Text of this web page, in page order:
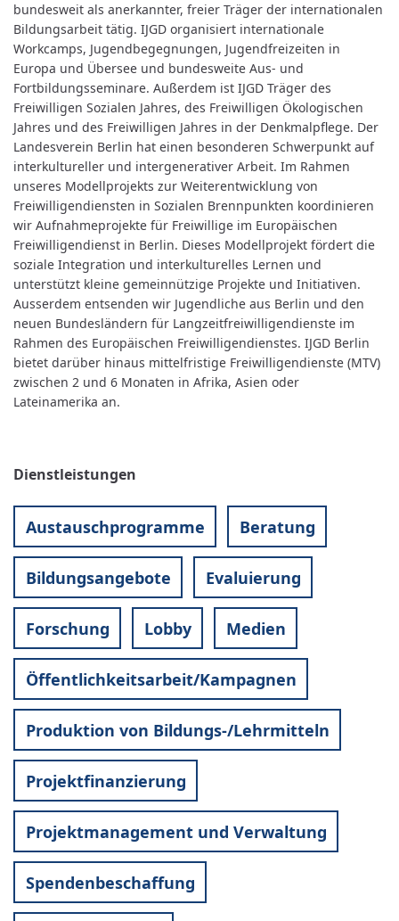
bundesweit als anerkannter, freier Träger der internationalen
Bildungsarbeit tätig. IJGD organisiert internationale
Workcamps, Jugendbegegnungen, Jugendfreizeiten in
Europa und Übersee und bundesweite Aus- und
Fortbildungsseminare. Außerdem ist IJGD Träger des
Freiwilligen Sozialen Jahres, des Freiwilligen Ökologischen
Jahres und des Freiwilligen Jahres in der Denkmalpflege. Der
Landesverein Berlin hat einen besonderen Schwerpunkt auf
interkultureller und intergenerativer Arbeit. Im Rahmen
unseres Modellprojekts zur Weiterentwicklung von
Freiwilligendiensten in Sozialen Brennpunkten koordinieren
wir Aufnahmeprojekte für Freiwillige im Europäischen
Freiwilligendienst in Berlin. Dieses Modellprojekt fördert die
soziale Integration und interkulturelles Lernen und
unterstützt kleine gemeinnützige Projekte und Initiativen.
Ausserdem entsenden wir Jugendliche aus Berlin und den
neuen Bundesländern für Langzeitfreiwilligendienste im
Rahmen des Europäischen Freiwilligendienstes. IJGD Berlin
bietet darüber hinaus mittelfristige Freiwilligendienste (MTV)
zwischen 2 und 6 Monaten in Afrika, Asien oder
Lateinamerika an.
Dienstleistungen
Austauschprogramme Beratung
Bildungsangebote Evaluierung
Forschung Lobby Medien
Öffentlichkeitsarbeit/Kampagnen
Produktion von Bildungs-/Lehrmitteln
Projektfinanzierung
Projektmanagement und Verwaltung
Spendenbeschaffung